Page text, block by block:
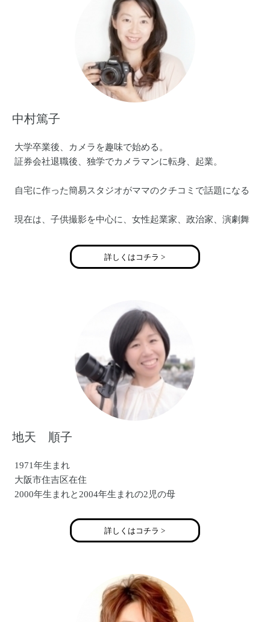
中村篤子
大学卒業後、カメラを趣味で始める。
証券会社退職後、独学でカメラマンに転身、起業。
自宅に作った簡易スタジオがママのクチコミで話題になる
現在は、子供撮影を中心に、女性起業家、政治家、演劇舞
メディア掲載・撮影実績
〇西宮阪急 「ベビーマタニティ撮影イベント」
〇産経新聞社主催「あんふぁん」撮影会
〇阪神百貨店 「関西キッズコレクション」撮影会
詳しくはコチラ >
地天 順子
1971年生まれ
大阪市住吉区在住
2000年生まれと2004年生まれの2児の母
詳しくはコチラ >